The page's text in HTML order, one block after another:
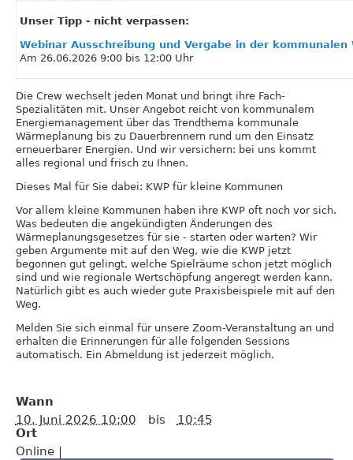
Unser Tipp - nicht verpassen:
Webinar Ausschreibung und Vergabe in der kommunalen
Am 26.06.2026 9:00 bis 12:00 Uhr
Die Crew wechselt jeden Monat und bringt ihre Fach-
Spezialitäten mit. Unser Angebot reicht von kommunalem
Energiemanagement über das Trendthema kommunale
Wärmeplanung bis zu Dauerbrennern rund um den Einsatz
erneuerbarer Energien. Und wir versichern: bei uns kommt
alles regional und frisch zu Ihnen.
Dieses Mal für Sie dabei: KWP für kleine Kommunen
Vor allem kleine Kommunen haben ihre KWP oft noch vor sich.
Was bedeuten die angekündigten Änderungen des
Wärmeplanungsgesetzes für sie - starten oder warten? Wir
geben Argumente mit auf den Weg, wie die KWP jetzt
begonnen gut gelingt, welche Spielräume schon jetzt möglich
sind und wie regionale Wertschöpfung angeregt werden kann.
Natürlich gibt es auch wieder gute Praxisbeispiele mit auf den
Weg.
Melden Sie sich einmal für unsere Zoom-Veranstaltung an und
erhalten die Erinnerungen für alle folgenden Sessions
automatisch. Ein Abmeldung ist jederzeit möglich.
Wann
10. Juni 2026 10:00 bis 10:45
Ort
Online|